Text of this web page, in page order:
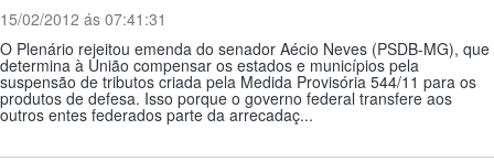
15/02/2012 ás 07:41:31
O Plenário rejeitou emenda do senador Aécio Neves (PSDB-MG), que
determina à União compensar os estados e municípios pela
suspensão de tributos criada pela Medida Provisória 544/11 para os
produtos de defesa. Isso porque o governo federal transfere aos
outros entes federados parte da arrecadaç...